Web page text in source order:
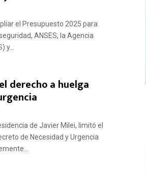
el Presupuesto 2025 para
ANSES, la Agencia
y...
derecho a huelga
de Javier Milei, limitó el
de Necesidad y Urgencia